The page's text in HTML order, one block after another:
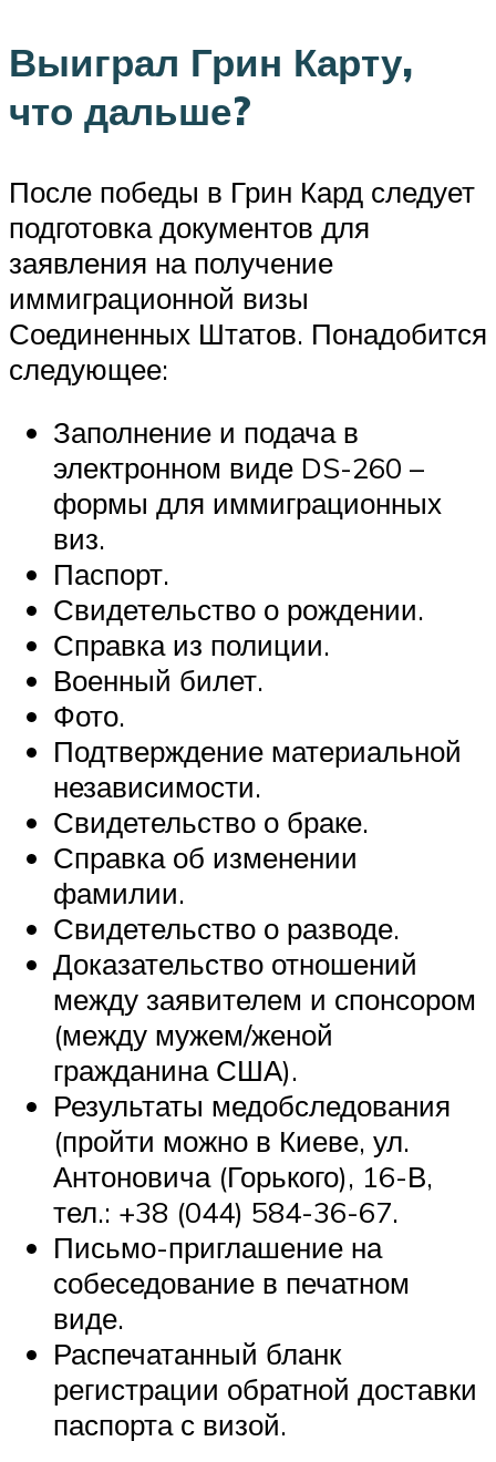
Выиграл Грин Карту,
что дальше?
После победы в Грин Кард следует
подготовка документов для
заявления на получение
иммиграционной визы
Соединенных Штатов. Понадобится
следующее:
Заполнение и подача в
электронном виде DS-260 –
формы для иммиграционных
виз.
Паспорт.
Свидетельство о рождении.
Справка из полиции.
Военный билет.
Фото.
Подтверждение материальной
независимости.
Свидетельство о браке.
Справка об изменении
фамилии.
Свидетельство о разводе.
Доказательство отношений
между заявителем и спонсором
(между мужем/женой
гражданина США).
Результаты медобследования
(пройти можно в Киеве, ул.
Антоновича (Горького), 16-В,
тел.: +38 (044) 584-36-67.
Письмо-приглашение на
собеседование в печатном
виде.
Распечатанный бланк
регистрации обратной доставки
паспорта с визой.